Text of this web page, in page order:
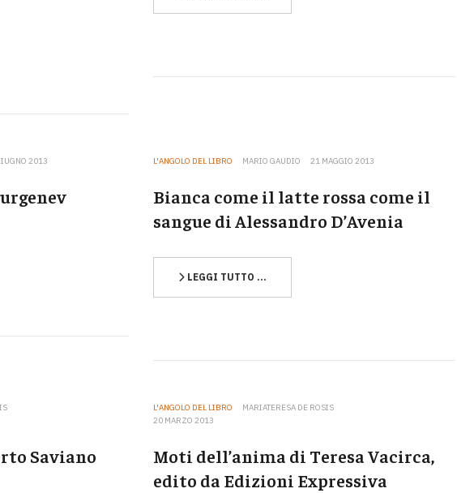
2013 L'ANGOLO DEL LIBRO MARIO GAUDIO 21 MAGGIO 2013
Bianca come il latte rossa come il
sangue di Alessandro D’Avenia
LEGGI TUTTO …
Saviano
L'ANGOLO DEL LIBRO
MARIATERESA DE ROSIS
20 MARZO 2013
Moti dell’anima di Teresa Vacirca,
edito da Edizioni Expressiva